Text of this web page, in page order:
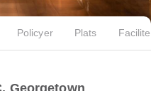
Policyer Plats
Georgetown